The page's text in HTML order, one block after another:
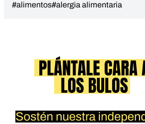
#alimentos#alergia alimentaria